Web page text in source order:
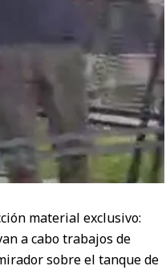
material exclusivo:
a cabo trabajos de
sobre el tanque de